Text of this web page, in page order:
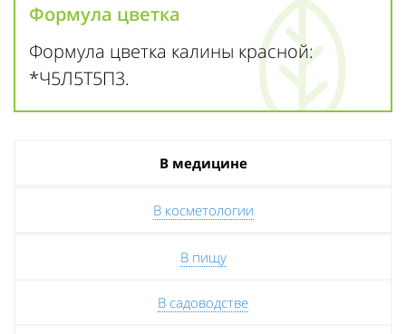
Формула цветка
Формула цветка калины красной:
*Ч5Л5Т5П3.
В медицине
В косметологии
В пищу
В садоводстве